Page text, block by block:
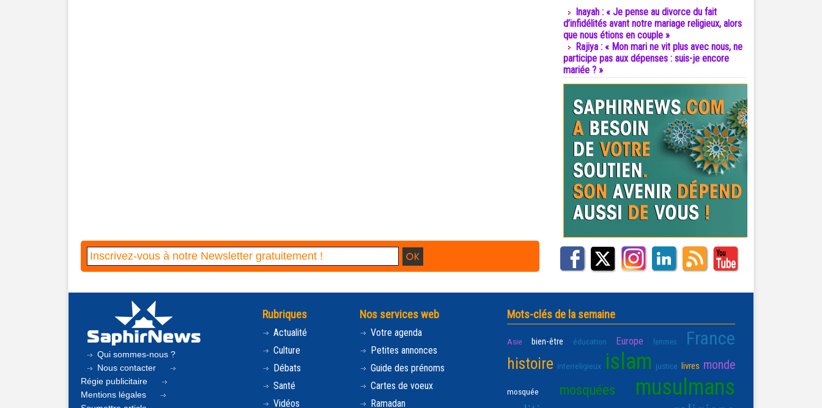
Inayah : « Je pense au divorce du fait
d’infidélités avant notre mariage religieux, alors
que nous étions en couple »
Rajiya : « Mon mari ne vit plus avec nous, ne
participe pas aux dépenses : suis-je encore
mariée ? »
Qui sommes-nous ?
Nous contacter
Régie publicitaire
Mentions légales
Rubriques
Actualité
Culture
Débats
Santé
Vidéos
Nos services web
Votre agenda
Petites annonces
Guide des prénoms
Cartes de voeux
Ramadan
Mots-clés de la semaine
Asie bien-être éducation Europe femmes France
histoire interreligieux islam justice livres monde
mosquée mosquées musulmans